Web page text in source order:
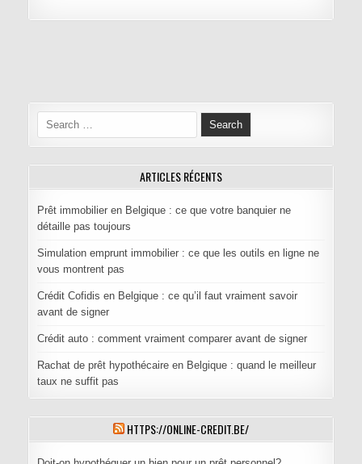
Search for:
ARTICLES RÉCENTS
Prêt immobilier en Belgique : ce que votre banquier ne
détaille pas toujours
Simulation emprunt immobilier : ce que les outils en ligne ne
vous montrent pas
Crédit Cofidis en Belgique : ce qu’il faut vraiment savoir
avant de signer
Crédit auto : comment vraiment comparer avant de signer
Rachat de prêt hypothécaire en Belgique : quand le meilleur
taux ne suffit pas
HTTPS://ONLINE-CREDIT.BE/